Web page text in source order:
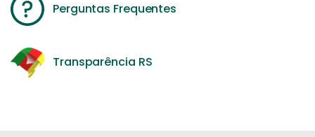
Perguntas Frequentes
Transparência RS